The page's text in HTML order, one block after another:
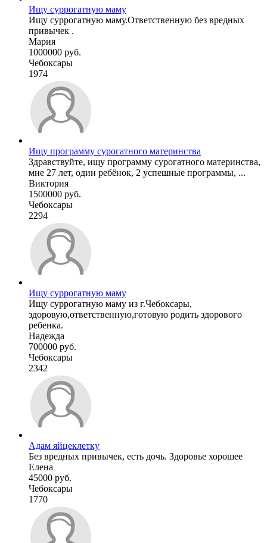
Ищу суррогатную маму
Ищу суррогатную маму.Ответственную без вредных
привычек .
Мария
1000000 руб.
Чебоксары
1974
Ищу программу сурогатного материнства
Здравствуйте, ищу программу сурогатного материнства,
мне 27 лет, один ребёнок, 2 успешные программы, ...
Виктория
1500000 руб.
Чебоксары
2294
Ищу суррогатную маму
Ищу суррогатную маму из г.Чебоксары,
здоровую,ответственную,готовую родить здорового
ребенка.
Надежда
700000 руб.
Чебоксары
2342
Адам яйцеклетку
Без вредных привычек, есть дочь. Здоровье хорошее
Елена
45000 руб.
Чебоксары
1770